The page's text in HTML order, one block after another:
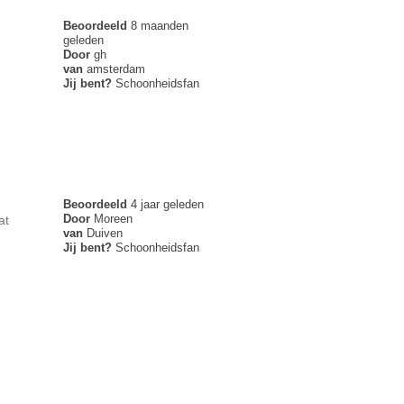
Beoordeeld8 maanden
geleden
Door gh
van amsterdam
Jij bent?Schoonheidsfan
Beoordeeld4 jaar geleden
Door Moreen
van Duiven
Jij bent?Schoonheidsfan